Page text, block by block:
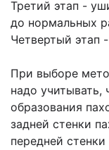
Третий этап -
до нормальных
Четвертый этап
При выборе
надо учитывать,
образования
задней стенки
передней